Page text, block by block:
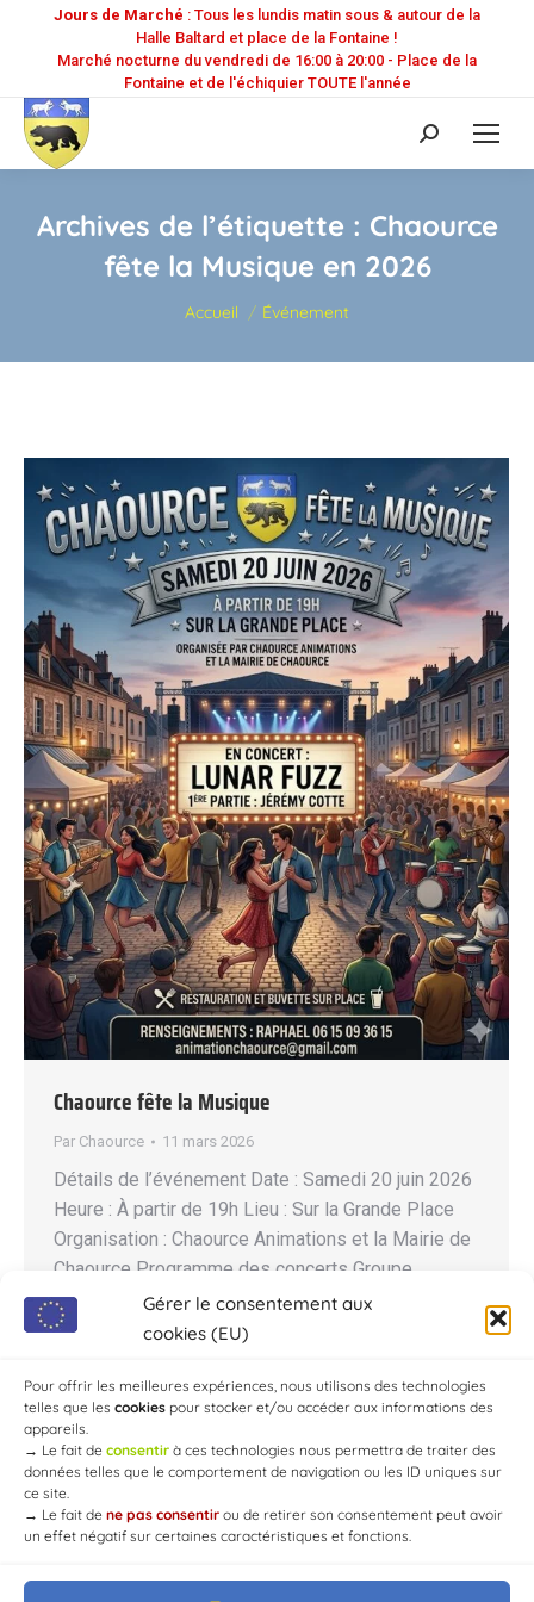
Gérer le consentement aux
cookies (EU)
Pour offrir les meilleures expériences, nous utilisons des technologies
telles que les cookies pour stocker et/ou accéder aux informations des
appareils.
→ Le fait de consentir à ces technologies nous permettra de traiter des
données telles que le comportement de navigation ou les ID uniques sur
ce site.
→ Le fait de ne pas consentir ou de retirer son consentement peut avoir
un effet négatif sur certaines caractéristiques et fonctions.
Jours de Marché : Tous les lundis matin sous & autour de la
Halle Baltard et place de la Fontaine !
Marché nocturne du vendredi de 16:00 à 20:00 - Place de la
Fontaine et de l'échiquier TOUTE l'année
Recherche
:
Archives de l’étiquette : Chaource
fête la Musique en 2026
Vous êtes ici :
Accueil Événement
Chaource fête la Musique
Par Chaource 11 mars 2026
Détails de l’événement Date : Samedi 20 juin 2026
Heure : À partir de 19h Lieu : Sur la Grande Place
Organisation : Chaource Animations et la Mairie de
Chaource Programme des concerts Groupe
principal : LUNAR FUZZ 1ère Partie : JÉRÉMY
COTTE Services sur place Restauration et buvette
Responsable :…